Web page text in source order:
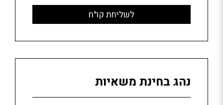
לשליחת קו"ח
נהג בחינת משאיות